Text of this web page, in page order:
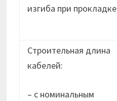
изгиба при прокладке
Строительная длина
кабелей:
– с номинальным